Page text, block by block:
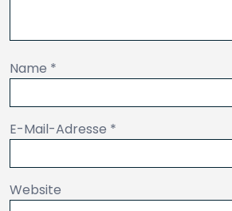
Name *
E-Mail-Adresse *
Website